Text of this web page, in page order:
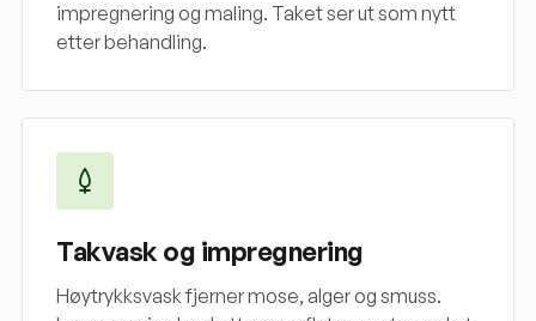
impregnering og maling. Taket ser ut som nytt
etter behandling.
Takvask og impregnering
Høytrykksvask fjerner mose, alger og smuss.